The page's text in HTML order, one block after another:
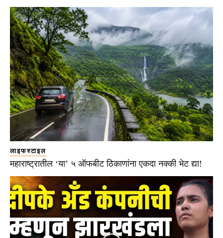
लाइफस्टाइल
महाराष्ट्रातील ‘या’ ५ ऑफबीट ठिकाणांना एकदा नक्की भेट द्या!